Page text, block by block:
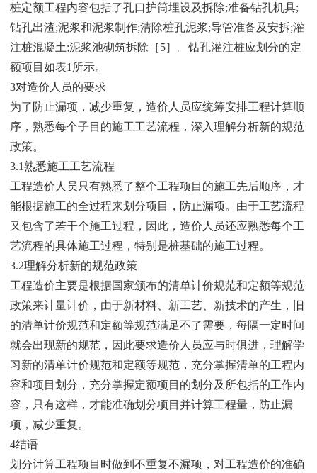
桩定额工程内容包括了孔口护筒埋设及拆除;准备钻孔机具;
钻孔出渣;泥浆和泥浆制作;清除桩孔泥浆;导管准备及安拆;灌
注桩混凝土;泥浆池砌筑拆除［5］。钻孔灌注桩应划分的定
额项目如表1所示。
3对造价人员的要求
为了防止漏项，减少重复，造价人员应统筹安排工程计算顺
序，熟悉每个子目的施工工艺流程，深入理解分析新的规范
政策。
3.1熟悉施工工艺流程
工程造价人员只有熟悉了整个工程项目的施工先后顺序，才
能根据施工的全过程来划分项目，防止漏项。由于工艺流程
又包含了若干个施工过程，因此，造价人员还应熟悉每个工
艺流程的具体施工过程，特别是桩基础的施工过程。
3.2理解分析新的规范政策
工程造价主要是根据国家颁布的清单计价规范和定额等规范
政策来计量计价，由于新材料、新工艺、新技术的产生，旧
的清单计价规范和定额等规范满足不了需要，每隔一定时间
就会出现新的规范，因此要求造价人员应与时俱进，理解学
习新的清单计价规范和定额等规范，充分掌握清单的工程内
容和项目划分，充分掌握定额项目的划分及所包括的工作内
容，只有这样，才能准确划分项目并计算工程量，防止漏
项，减少重复。
4结语
划分计算工程项目时做到不重复不漏项，对工程造价的准确